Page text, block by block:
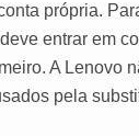
própria.
entrar em
A Lenovo
pela